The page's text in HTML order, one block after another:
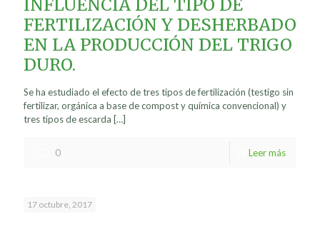
INFLUENCIA DEL TIPO DE
FERTILIZACIÓN Y DESHERBADO
EN LA PRODUCCIÓN DEL TRIGO
DURO.
Se ha estudiado el efecto de tres tipos de fertilización (testigo sin
fertilizar, orgánica a base de compost y química convencional) y
tres tipos de escarda […]
0 Leer más
17 octubre, 2017